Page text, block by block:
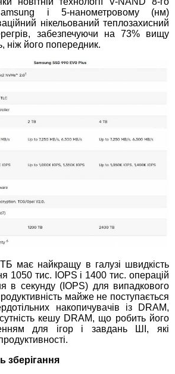
і 5-нанометровому (нм)
нікельований теплозахисний
забезпечуючи на 73% вищу
ніж його попередник.
має найкращу в галузі швидкість
1050 тис. IOPS і 1400 тис. операцій
в секунду (IOPS) для випадкового
майже не поступається
накопичувачів із DRAM,
кешу DRAM, що робить його
для ігор і завдань ШІ, які
зберігання